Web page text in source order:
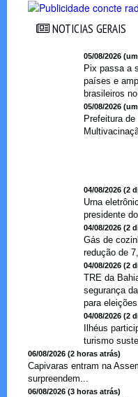
NOTICIAS GERAIS
05/08/2026
Pix passa a
países e
brasileiros
05/08/2026
Prefeitura
04/08/2026 (2
Urna
presidente
04/08/2026 (2
Gás de
redução de
04/08/2026 (2
TRE da
segurança
para eleições
04/08/2026 (2
Ilhéus
turismo
06/08/2026 (2 horas atrás)
Capivaras entram na
surpreendem...
06/08/2026 (3 horas atrás)